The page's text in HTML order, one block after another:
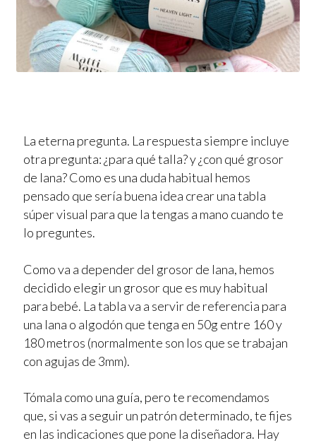
La eterna pregunta. La respuesta siempre incluye
otra pregunta: ¿para qué talla? y ¿con qué grosor
de lana? Como es una duda habitual hemos
pensado que sería buena idea crear una tabla
súper visual para que la tengas a mano cuando te
lo preguntes.
Como va a depender del grosor de lana, hemos
decidido elegir un grosor que es muy habitual
para bebé. La tabla va a servir de referencia para
una lana o algodón que tenga en 50g entre 160 y
180 metros (normalmente son los que se trabajan
con agujas de 3mm).
Tómala como una guía, pero te recomendamos
que, si vas a seguir un patrón determinado, te fijes
en las indicaciones que pone la diseñadora. Hay